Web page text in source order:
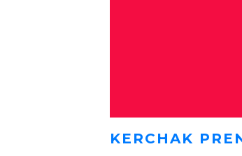
KERCHAK